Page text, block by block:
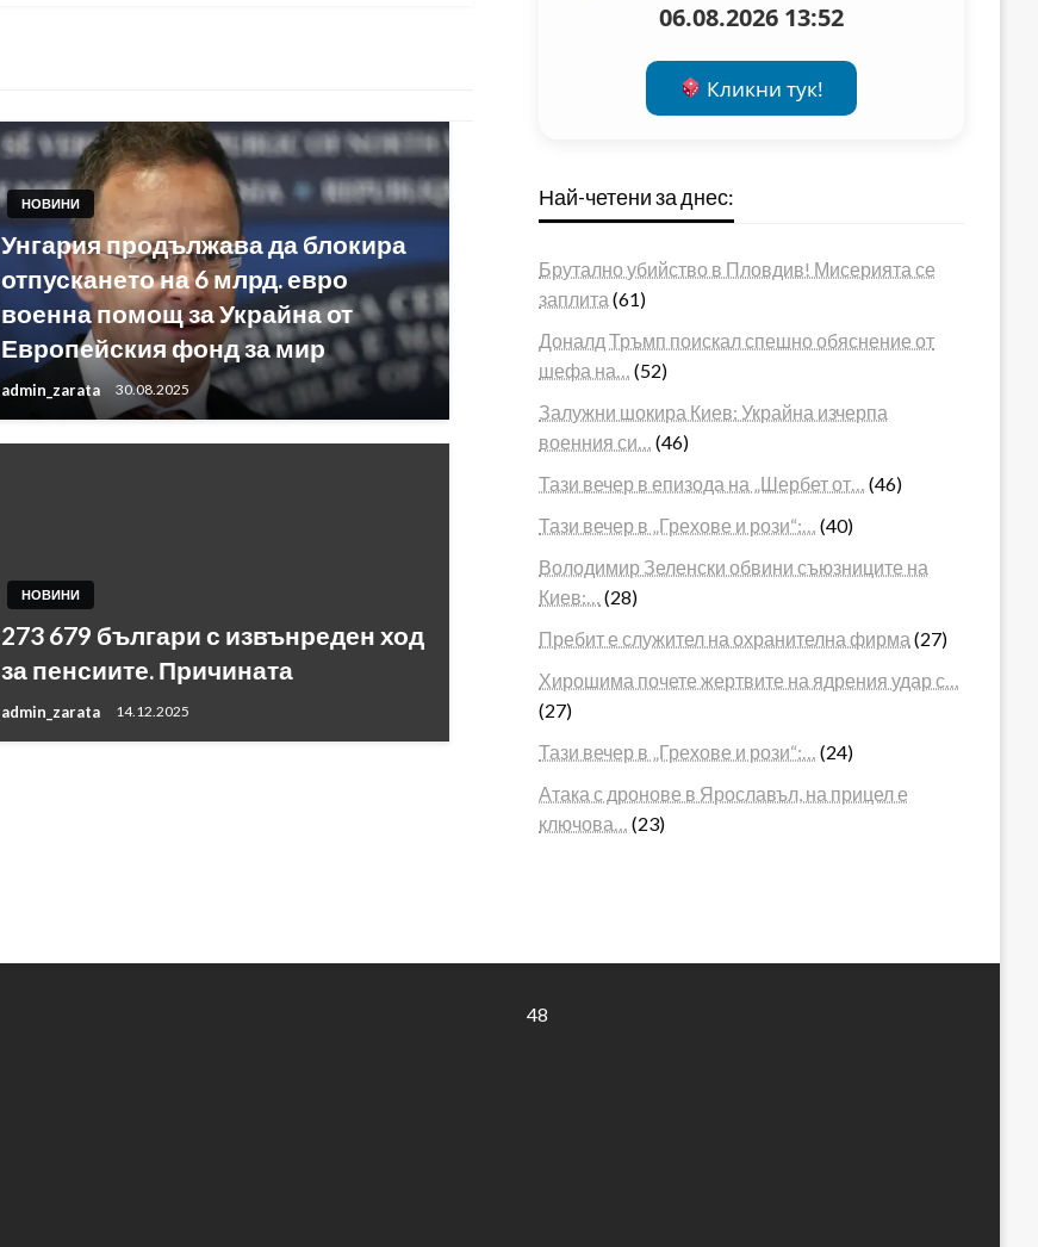
НОВИНИ
Унгария продължава да блокира
отпускането на 6 млрд. евро
военна помощ за Украйна от
Европейския фонд за мир
admin_zarata 30.08.2025
НОВИНИ
273 679 българи с извънреден ход
за пенсиите. Причината
admin_zarata 14.12.2025
06.08.2026 13:52
Кликни тук!
Най-четени за днес:
Брутално убийство в Пловдив! Мисерията се
заплита (61)
Доналд Тръмп поискал спешно обяснение от
шефа на…
(52)
Залужни шокира Киев: Украйна изчерпа
военния си…
(46)
Тази вечер в епизода на „Шербет от…
(46)
Тази вечер в „Грехове и рози“:…
(40)
Володимир Зеленски обвини съюзниците на
Киев:…
(28)
Пребит е служител на охранителна фирма (27)
Хирошима почете жертвите на ядрения удар с…
(27)
Тази вечер в „Грехове и рози“:…
(24)
Атака с дронове в Ярославъл, на прицел е
ключова…
(23)
48